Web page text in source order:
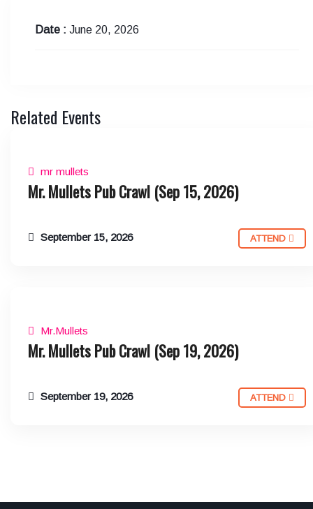
Date : June 20, 2026
Related Events
mr mullets
Mr. Mullets Pub Crawl (Sep 15, 2026)
September 15, 2026 ATTEND
Mr.Mullets
Mr. Mullets Pub Crawl (Sep 19, 2026)
September 19, 2026 ATTEND